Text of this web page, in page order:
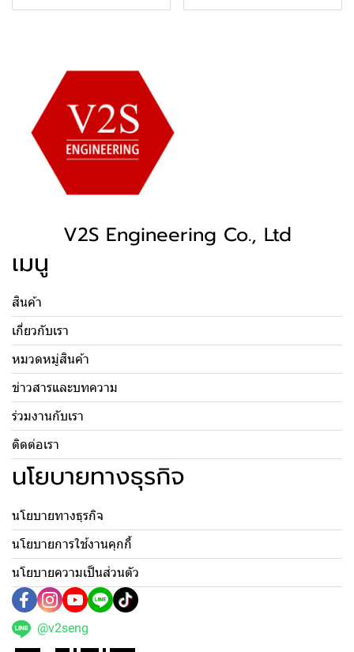
V2S Engineering Co., Ltd
เมนู
สินค้า
เกี่ยวกับเรา
หมวดหมู่สินค้า
ข่าวสารและบทความ
ร่วมงานกับเรา
ติดต่อเรา
นโยบายทางธุรกิจ
นโยบายทางธุรกิจ
นโยบายการใช้งานคุกกี้
นโยบายความเป็นส่วนตัว
@v2seng